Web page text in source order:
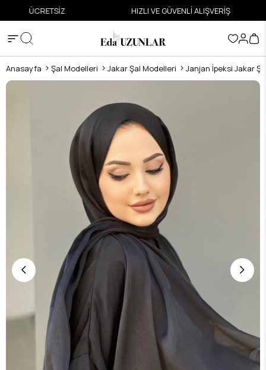
HIZLI VE GÜVENLİ ALIŞVERİŞ
Anasayfa Şal Modelleri Jakar Şal Modelleri Janjan İpeksi Jakar